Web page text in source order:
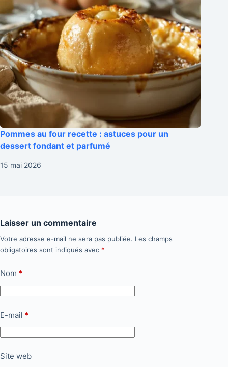
Pommes au four recette : astuces pour un
dessert fondant et parfumé
15 mai 2026
Laisser un commentaire
Votre adresse e-mail ne sera pas publiée. Les champs
obligatoires sont indiqués avec *
Nom *
E-mail *
Site web